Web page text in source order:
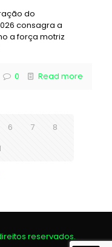
do
consagra a
a força motriz
0 Read more
6 7
8
reservados.